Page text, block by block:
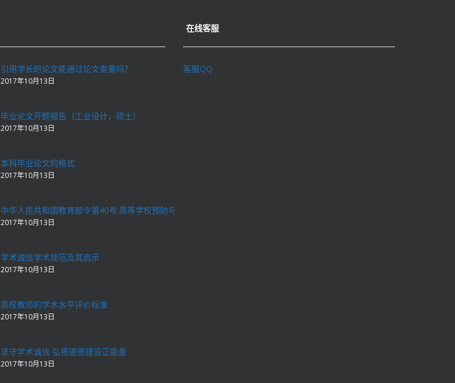
引用学长的论文能通过论文查重吗？
2017年10月13日
毕业论文开题报告（工业设计，硕士）
2017年10月13日
本科毕业论文的格式
2017年10月13日
中华人民共和国教育部令第40号:高等学校预防与处理学术不端行为办法
2017年10月13日
学术诚信学术规范及其启示
2017年10月13日
高校教师的学术水平评价标准
2017年10月13日
坚守学术诚信 弘扬道德建设正能量
2017年10月13日
在线客服
客服QQ